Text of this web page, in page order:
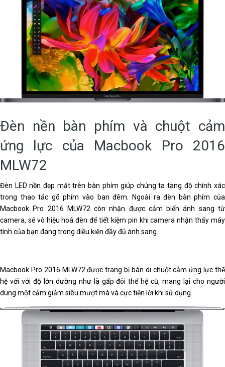
Đèn nền bàn phím và chuột cảm
ứng lực của Macbook Pro 2016
MLW72
Đèn LED nền đẹp mắt trên bàn phím giúp chúng ta tang độ chính xác
trong thao tác gõ phím vào ban đêm. Ngoài ra đèn bàn phím của
Macbook Pro 2016 MLW72 còn nhận được cảm biến ánh sang từ
camera, sẽ vô hiệu hoá đèn để tiết kiệm pin khi camera nhận thấy máy
tính của bạn đang trong điều kiện đầy đủ ánh sang.
Macbook Pro 2016 MLW72 được trang bị bàn di chuột cảm ứng lực thế
hệ với với độ lớn dường như là gấp đôi thế hệ cũ, mang lại cho người
dung một cảm giảm siêu mượt mà và cực tiện lời khi sử dụng.